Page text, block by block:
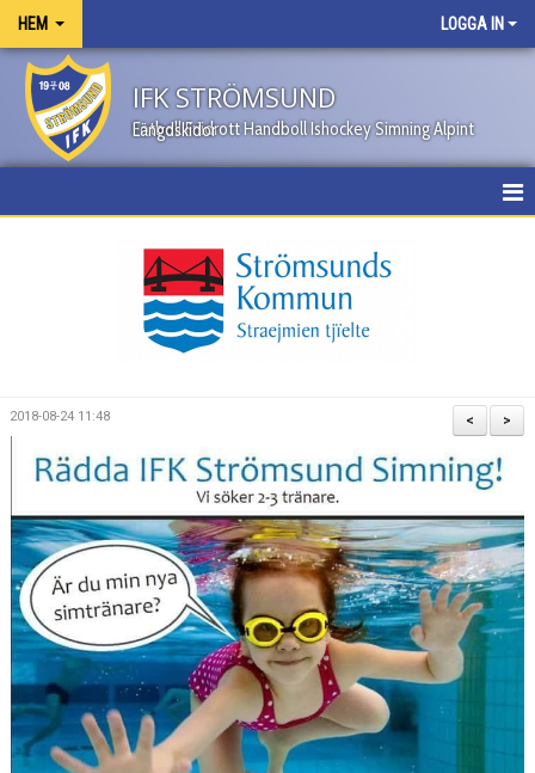
HEM LOGGA IN
IFK STRÖMSUND
Fotboll Friidrott Handboll Ishockey Simning Alpint Längdskidor
DOKUMENT
MATCHER
VECKOSCHEMA
>
<
2018-08-24 11:48